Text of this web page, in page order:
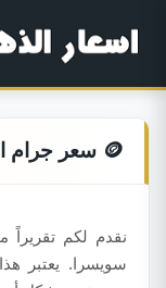
🪙 سعر جرام الذهب عيار 24 في سويسرا
نقدم لكم تقريراً